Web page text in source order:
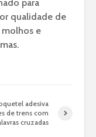
para
qualidade de
e
adesiva
de trens com
cruzadas